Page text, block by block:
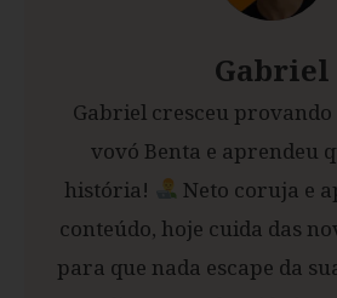
Gabriel
Gabriel cresceu provando
vovó Benta e aprendeu
história!
Neto coruja e
conteúdo, hoje cuida das
para que nada escape da